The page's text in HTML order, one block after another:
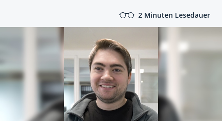
2 Minuten Lesedauer